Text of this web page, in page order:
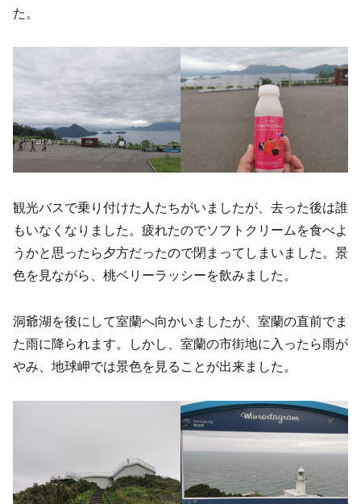
た。
観光バスで乗り付けた人たちがいましたが、去った後は誰
もいなくなりました。疲れたのでソフトクリームを食べよ
うかと思ったら夕方だったので閉まってしまいました。景
色を見ながら、桃ベリーラッシーを飲みました。
洞爺湖を後にして室蘭へ向かいましたが、室蘭の直前でま
た雨に降られます。しかし、室蘭の市街地に入ったら雨が
やみ、地球岬では景色を見ることが出来ました。